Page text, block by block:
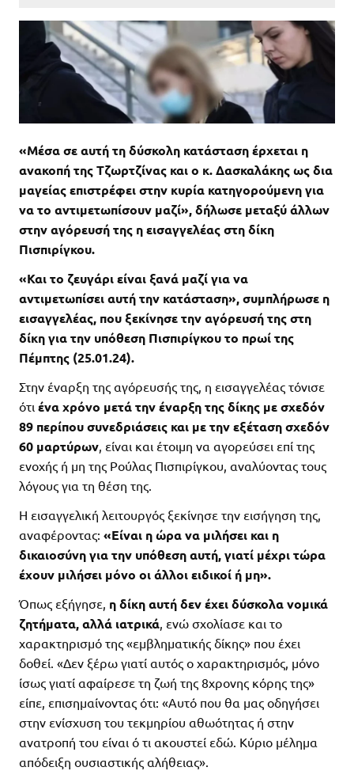
«Μέσα σε αυτή τη δύσκολη κατάσταση έρχεται η
ανακοπή της Τζωρτζίνας και ο κ. Δασκαλάκης ως δια
μαγείας επιστρέφει στην κυρία κατηγορούμενη για
να το αντιμετωπίσουν μαζί», δήλωσε μεταξύ άλλων
στην αγόρευσή της η εισαγγελέας στη δίκη
Πισπιρίγκου.
«Και το ζευγάρι είναι ξανά μαζί για να
αντιμετωπίσει αυτή την κατάσταση», συμπλήρωσε η
εισαγγελέας, που ξεκίνησε την αγόρευσή της στη
δίκη για την υπόθεση Πισπιρίγκου το πρωί της
Πέμπτης (25.01.24).
Στην έναρξη της αγόρευσής της, η εισαγγελέας τόνισε
ότι ένα χρόνο μετά την έναρξη της δίκης με σχεδόν
89 περίπου συνεδριάσεις και με την εξέταση σχεδόν
60 μαρτύρων, είναι και έτοιμη να αγορεύσει επί της
ενοχής ή μη της Ρούλας Πισπιρίγκου, αναλύοντας τους
λόγους για τη θέση της.
Η εισαγγελική λειτουργός ξεκίνησε την εισήγηση της,
αναφέροντας: «Είναι η ώρα να μιλήσει και η
δικαιοσύνη για την υπόθεση αυτή, γιατί μέχρι τώρα
έχουν μιλήσει μόνο οι άλλοι ειδικοί ή μη».
Όπως εξήγησε, η δίκη αυτή δεν έχει δύσκολα νομικά
ζητήματα, αλλά ιατρικά, ενώ σχολίασε και το
χαρακτηρισμό της «εμβληματικής δίκης» που έχει
δοθεί. «Δεν ξέρω γιατί αυτός ο χαρακτηρισμός, μόνο
ίσως γιατί αφαίρεσε τη ζωή της 8χρονης κόρης της»
είπε, επισημαίνοντας ότι: «Αυτό που θα μας οδηγήσει
στην ενίσχυση του τεκμηρίου αθωότητας ή στην
ανατροπή του είναι ό τι ακουστεί εδώ. Κύριο μέλημα
απόδειξη ουσιαστικής αλήθειας».